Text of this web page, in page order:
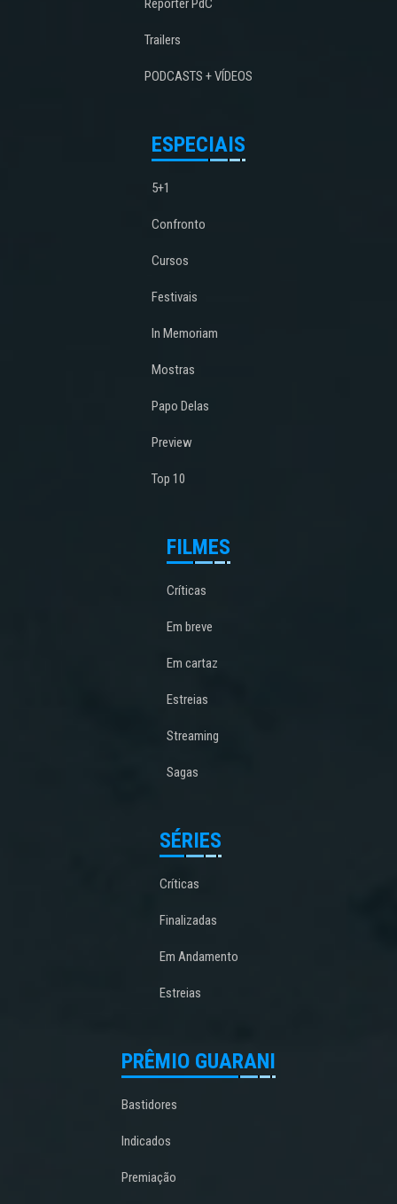
Repórter PdC
Trailers
PODCASTS + VÍDEOS
ESPECIAIS
5+1
Confronto
Cursos
Festivais
In Memoriam
Mostras
Papo Delas
Preview
Top 10
FILMES
Críticas
Em breve
Em cartaz
Estreias
Streaming
Sagas
SÉRIES
Críticas
Finalizadas
Em Andamento
Estreias
PRÊMIO GUARANI
Bastidores
Indicados
Premiação